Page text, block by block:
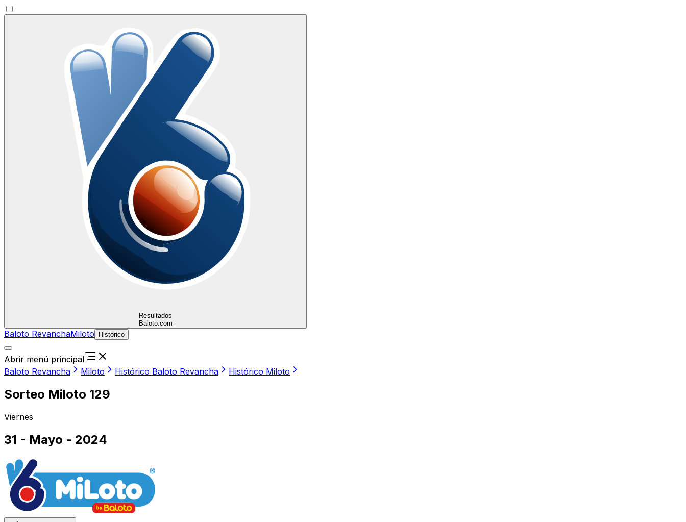
Resultados
Baloto.com
Baloto RevanchaMiloto Histórico
Abrir menú principal
Baloto Revancha
Miloto Histórico Baloto Revancha Histórico Miloto
Sorteo Miloto 129
Viernes
31 - Mayo - 2024